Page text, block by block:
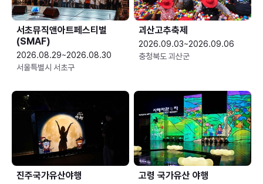
서초뮤직앤아트페스티벌
(SMAF)
2026.08.29~2026.08.30
서울특별시 서초구
괴산고추축제
2026.09.03~2026.09.06
충청북도 괴산군
진주국가유산야행 고령 국가유산 야행